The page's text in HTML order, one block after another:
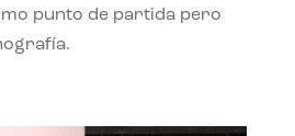
punto de partida pero